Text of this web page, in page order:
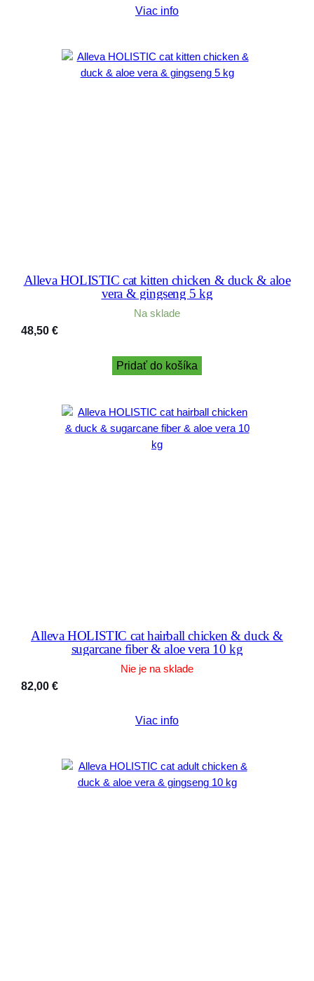
Viac info
Alleva HOLISTIC cat kitten chicken & duck & aloe
vera & gingseng 5 kg
Na sklade
48,50 €
Pridať do košíka
Alleva HOLISTIC cat hairball chicken & duck &
sugarcane fiber & aloe vera 10 kg
Nie je na sklade
82,00 €
Viac info